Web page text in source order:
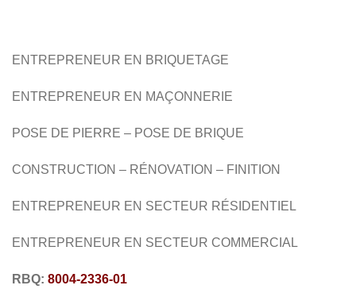
RÉNOVATION RÉSIDENTIEL COMMERCIAL
ENTREPRENEUR EN BRIQUETAGE
ENTREPRENEUR EN MAÇONNERIE
POSE DE PIERRE – POSE DE BRIQUE
CONSTRUCTION – RÉNOVATION – FINITION
ENTREPRENEUR EN SECTEUR RÉSIDENTIEL
ENTREPRENEUR EN SECTEUR COMMERCIAL
RBQ: 8004-2336-01